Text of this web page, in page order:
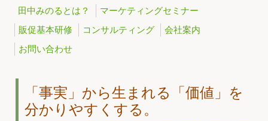
田中みのるとは？
マーケティングセミナー
販促基本研修
コンサルティング
会社案内
お問い合わせ
「事実」から生まれる「価値」を
分かりやすくする。